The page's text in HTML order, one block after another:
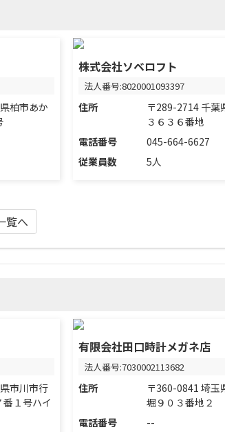
柏市あか
株式会社ソベロフト
法人番号:8020001093397
住所
〒289-2714 千葉
３６３６番地
電話番号
045-664-6627
従業員数
5人
覧へ
市川市行
１号ハイ
有限会社田口時計メガネ店
法人番号:7030002113682
住所
〒360-0841 埼玉
堀９０３番地２
電話番号
--